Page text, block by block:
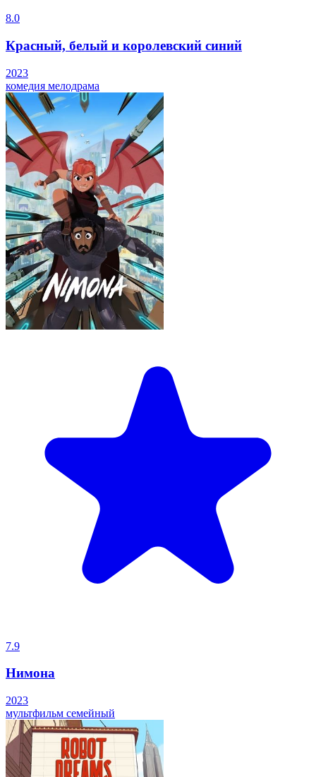
8.0
Красный, белый и королевский синий
2023
комедия мелодрама
7.9
Нимона
2023
мультфильм семейный